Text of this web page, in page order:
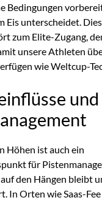
Bedingungen
Eis unterscheidet.
zum Elite-Zugang,
unsere Athleten
wie Weltcup-
und
Höhen ist auch ein
für
den Hängen bleibt
In Orten wie Saas-